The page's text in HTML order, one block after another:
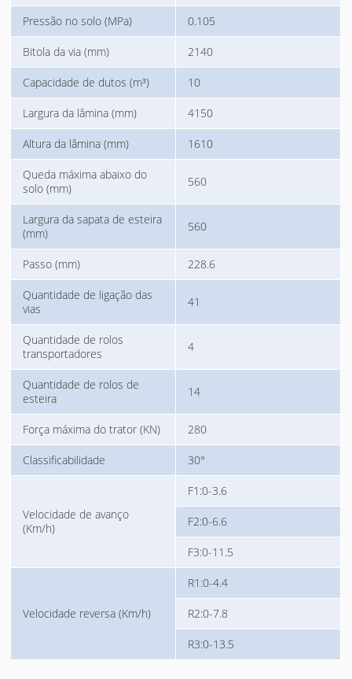
Pressão no solo (MPa) 0.105
Bitola da via (mm) 2140
Capacidade de dutos (m³) 10
Largura da lâmina (mm) 4150
Altura da lâmina (mm) 1610
Queda máxima abaixo do
solo (mm)
560
Largura da sapata de esteira
(mm)
560
Passo (mm) 228.6
Quantidade de ligação das
vias
41
Quantidade de rolos
transportadores
4
Quantidade de rolos de
esteira
14
Força máxima do trator (KN) 280
Classificabilidade 30°
Velocidade de avanço
(Km/h)
F1:0-3.6
F2:0-6.6
F3:0-11.5
Velocidade reversa (Km/h)
R1:0-4.4
R2:0-7.8
R3:0-13.5